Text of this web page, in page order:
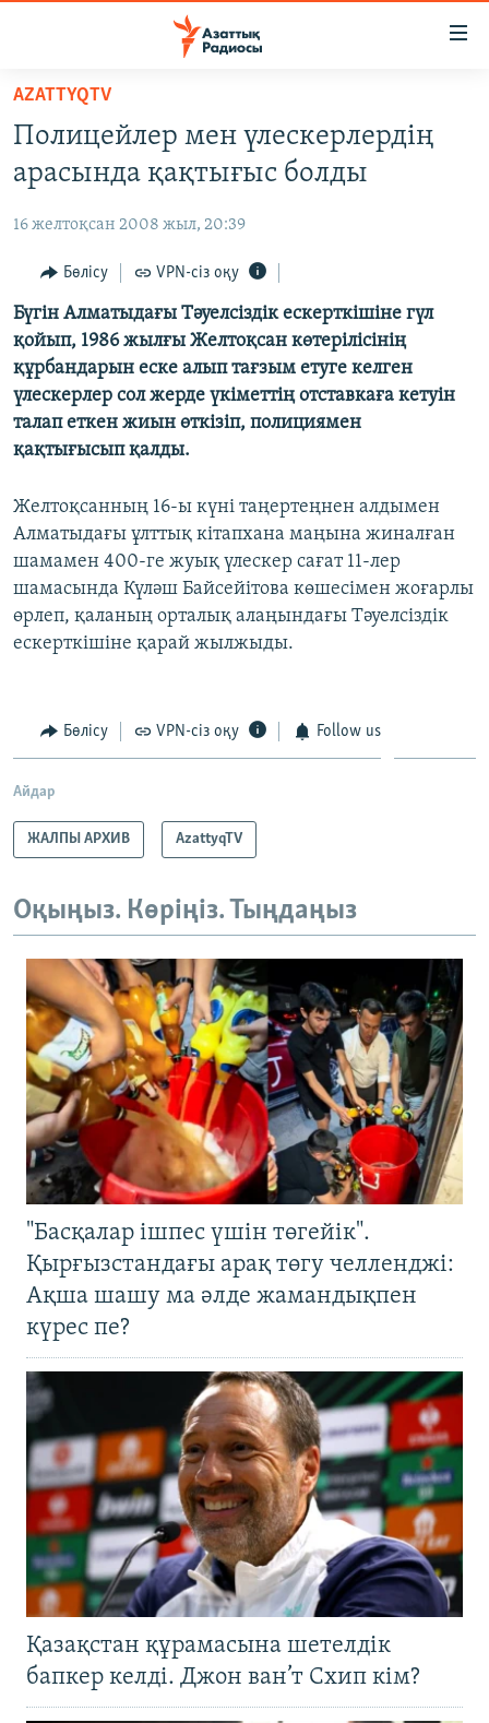
Skip
main
content
Skip
to
Navigation
Skip
to
Search
AZATTYQTV
ҚАҢТАР ОҚИҒАСЫ
АДАМ ҚҰҚЫҚТАРЫ
ӘЛЕУМЕТ
ӘЛЕМ
АРНАЙЫ ЖОБАЛАР
Русский
ЖАЗЫЛЫҢЫЗ
Басқа тілдерде
AZATTYQTV
Полицейлер мен үлескерлердің
арасында қақтығыс болды
16 желтоқсан 2008 жыл, 20:39
Бөлісу VPN-сіз оқу
Бүгін Алматыдағы Тәуелсіздік ескерткішіне гүл
қойып, 1986 жылғы Желтоқсан көтерілісінің
құрбандарын еске алып тағзым етуге келген
үлескерлер сол жерде үкіметтің отставкаға кетуін
талап еткен жиын өткізіп, полициямен
қақтығысып қалды.
Желтоқсанның 16-ы күні таңертеңнен алдымен
Алматыдағы ұлттық кітапхана маңына жиналған
шамамен 400-ге жуық үлескер сағат 11-лер
шамасында Күләш Байсейітова көшесімен жоғарлы
өрлеп, қаланың орталық алаңындағы Тәуелсіздік
ескерткішіне қарай жылжыды.
Бөлісу VPN-сіз оқу Follow us
Айдар
ЖАЛПЫ АРХИВ AzattyqTV
Оқыңыз. Көріңіз. Тыңдаңыз
"Басқалар ішпес үшін төгейік".
Қырғызстандағы арақ төгу челленджі:
Ақша шашу ма әлде жамандықпен
күрес пе?
Қазақстан құрамасына шетелдік
бапкер келді. Джон ван’т Схип кім?